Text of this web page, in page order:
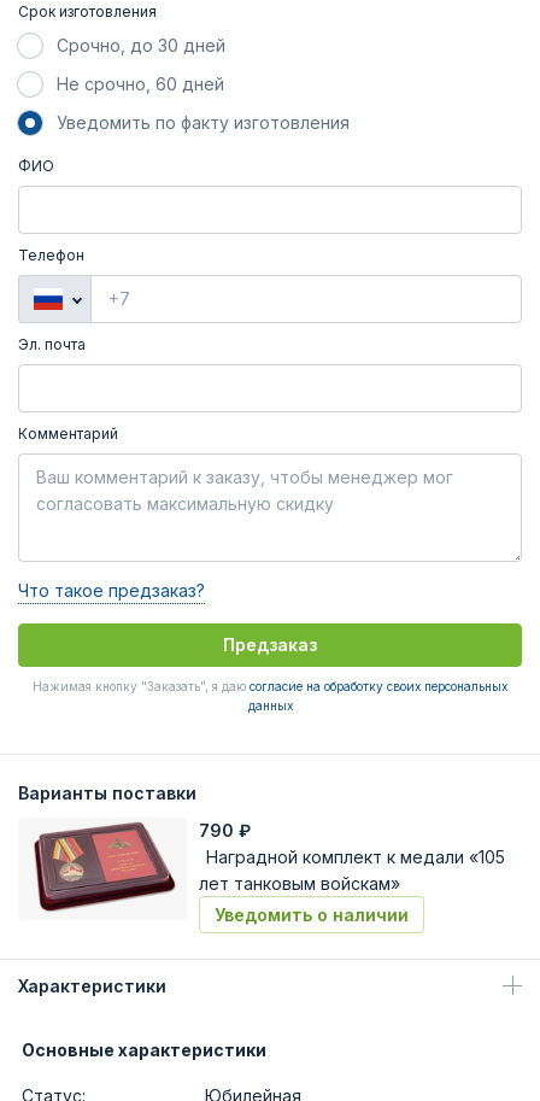
Срок изготовления
Срочно, до 30 дней
Не срочно, 60 дней
Уведомить по факту изготовления
ФИО
Телефон
Эл. почта
Комментарий
Что такое предзаказ?
Предзаказ
Нажимая кнопку "Заказать", я даю согласие на обработку своих персональных
данных
Варианты поставки
790 ₽
Наградной комплект к медали «105
лет танковым войскам»
Уведомить о наличии
Характеристики
Основные характеристики
Статус: Юбилейная